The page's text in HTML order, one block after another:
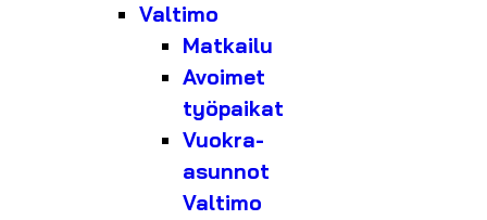
Valtimo
Matkailu
Avoimet
työpaikat
Vuokra-
asunnot
Valtimo